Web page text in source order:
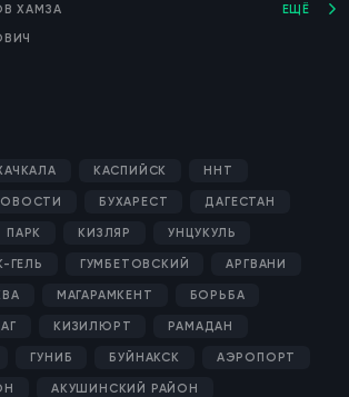
ХАМЗА
ЕЩЁ
КАСПИЙСК ННТ
БУХАРЕСТ ДАГЕСТАН
ПАРК КИЗЛЯР УНЦУКУЛЬ
ГЕЛЬ ГУМБЕТОВСКИЙ АРГВАНИ
МАГАРАМКЕНТ БОРЬБА
КИЗИЛЮРТ РАМАДАН
ГУНИБ БУЙНАКСК АЭРОПОРТ
АКУШИНСКИЙ РАЙОН